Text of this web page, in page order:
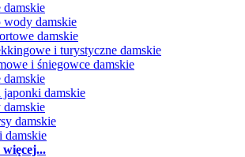
wody damskie
damskie
i turystyczne damskie
i śniegowce damskie
damskie
damskie
damskie
damskie
damskie
więcej...